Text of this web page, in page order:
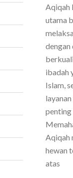
Aqiqah
utama
dengan
ibadah
Islam,
penting
Aqiqah
hewan
atas